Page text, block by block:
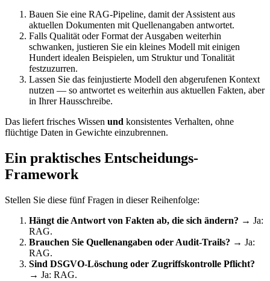
Bauen Sie eine RAG-Pipeline, damit der Assistent aus
aktuellen Dokumenten mit Quellenangaben antwortet.
Falls Qualität oder Format der Ausgaben weiterhin
schwanken, justieren Sie ein kleines Modell mit einigen
Hundert idealen Beispielen, um Struktur und Tonalität
festzuzurren.
Lassen Sie das feinjustierte Modell den abgerufenen Kontext
nutzen — so antwortet es weiterhin aus aktuellen Fakten, aber
in Ihrer Hausschreibe.
Das liefert frisches Wissen und konsistentes Verhalten, ohne
flüchtige Daten in Gewichte einzubrennen.
Ein praktisches Entscheidungs-
Framework
Stellen Sie diese fünf Fragen in dieser Reihenfolge:
Hängt die Antwort von Fakten ab, die sich ändern? → Ja:
RAG.
Brauchen Sie Quellenangaben oder Audit-Trails? → Ja:
RAG.
Sind DSGVO-Löschung oder Zugriffskontrolle Pflicht?
→ Ja: RAG.